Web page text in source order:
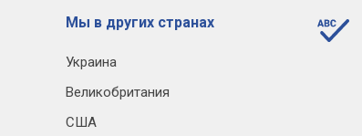
Мы в других странах
Украина
Великобритания
США